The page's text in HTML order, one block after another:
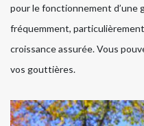
pour le fonctionnement d’une
fréquemment, particulièrement
croissance assurée. Vous
vos gouttières.